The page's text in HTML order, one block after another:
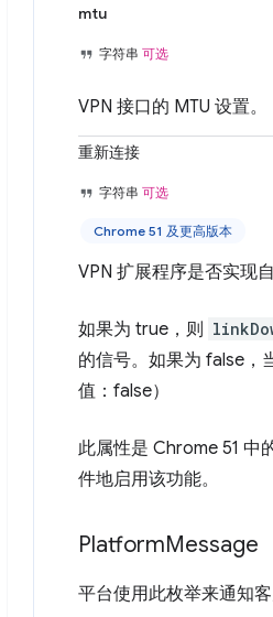
mtu
字符串 可选
VPN 接口的 MTU 设置。
重新连接
字符串 可选
Chrome 51 及更高版本
VPN 扩展程序是否实现
如果为 true，则
的信号。如果为 false，
值：false）
此属性是 Chrome 51 中
件地启用该功能。
PlatformMessage
平台使用此枚举来通知客